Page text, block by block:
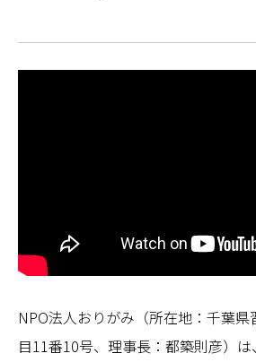
NPO法人おりがみ（所在地：千葉
目11番10号、理事長：都築則彦）